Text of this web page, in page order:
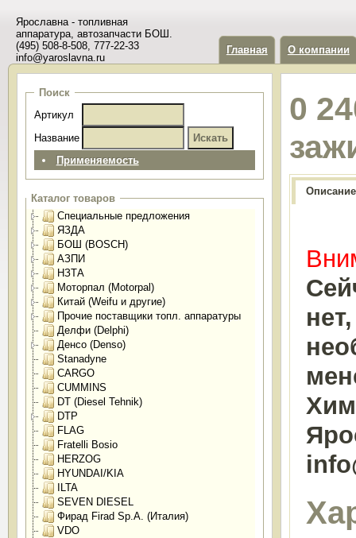
Ярославна - топливная
аппаратура, автозапчасти БОШ.
(495) 508-8-508, 777-22-33
info@yaroslavna.ru
Главная О компании
Поиск
Артикул
Название
Применяемость
Каталог товаров
Специальные предложения
ЯЗДА
БОШ (BOSCH)
АЗПИ
НЗТА
Моторпал (Motorpal)
Китай (Weifu и другие)
Прочие поставщики топл. аппаратуры
Делфи (Delphi)
Денсо (Denso)
Stanadyne
CARGO
CUMMINS
DT (Diesel Tehnik)
DTP
FLAG
Fratelli Bosio
HERZOG
HYUNDAI/KIA
ILTA
SEVEN DIESEL
Фирад Firad Sp.A. (Италия)
VDO
0
Описание